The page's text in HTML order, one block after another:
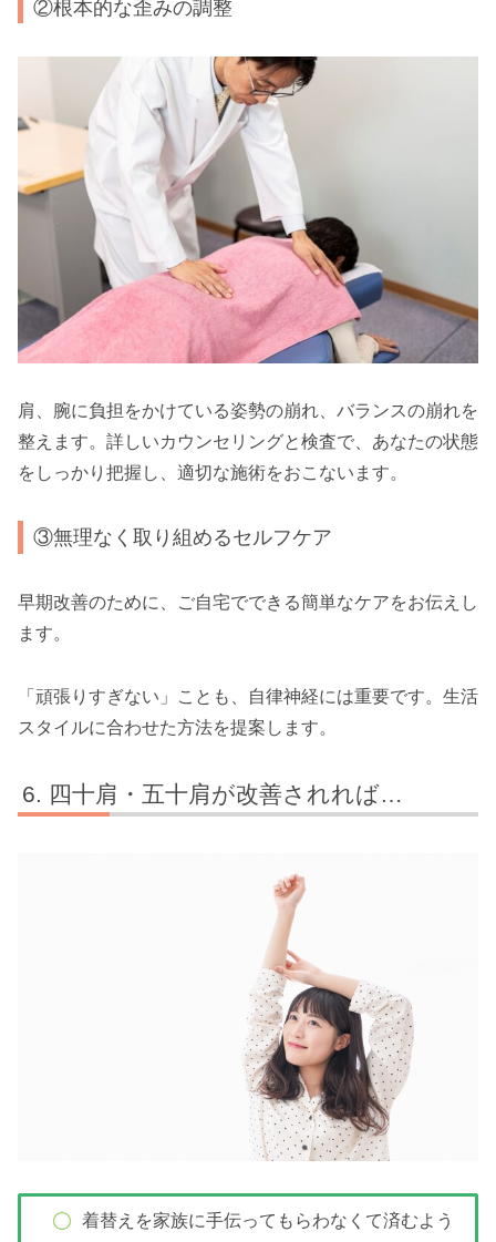
②根本的な歪みの調整
肩、腕に負担をかけている姿勢の崩れ、バランスの崩れを
整えます。詳しいカウンセリングと検査で、あなたの状態
をしっかり把握し、適切な施術をおこないます。
③無理なく取り組めるセルフケア
早期改善のために、ご自宅でできる簡単なケアをお伝えし
ます。
「頑張りすぎない」ことも、自律神経には重要です。生活
スタイルに合わせた方法を提案します。
四十肩・五十肩が改善されれば…
着替えを家族に手伝ってもらわなくて済むよう